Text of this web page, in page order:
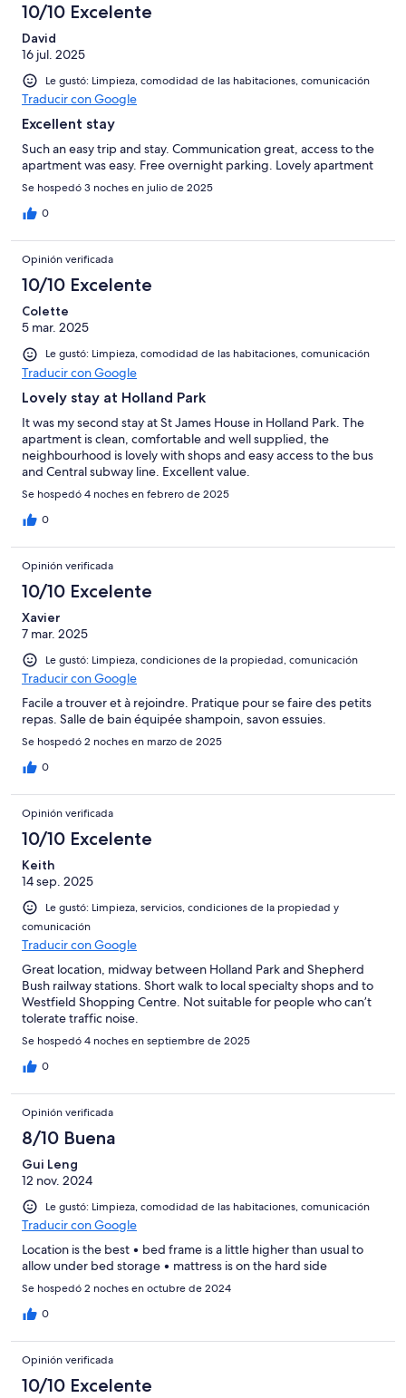
10/10 Excelente
David
16 jul. 2025
Le gustó: Limpieza, comodidad de las habitaciones, comunicación
Traducir con Google
Excellent stay
Such an easy trip and stay. Communication great, access to the
apartment was easy. Free overnight parking. Lovely apartment
Se hospedó 3 noches en julio de 2025
0
Opinión verificada
10/10 Excelente
Colette
5 mar. 2025
Le gustó: Limpieza, comodidad de las habitaciones, comunicación
Traducir con Google
Lovely stay at Holland Park
It was my second stay at St James House in Holland Park. The
apartment is clean, comfortable and well supplied, the
neighbourhood is lovely with shops and easy access to the bus
and Central subway line. Excellent value.
Se hospedó 4 noches en febrero de 2025
0
Opinión verificada
10/10 Excelente
Xavier
7 mar. 2025
Le gustó: Limpieza, condiciones de la propiedad, comunicación
Traducir con Google
Facile a trouver et à rejoindre. Pratique pour se faire des petits
repas. Salle de bain équipée shampoin, savon essuies.
Se hospedó 2 noches en marzo de 2025
0
Opinión verificada
10/10 Excelente
Keith
14 sep. 2025
Le gustó: Limpieza, servicios, condiciones de la propiedad y
comunicación
Traducir con Google
Great location, midway between Holland Park and Shepherd
Bush railway stations. Short walk to local specialty shops and to
Westfield Shopping Centre. Not suitable for people who can’t
tolerate traffic noise.
Se hospedó 4 noches en septiembre de 2025
0
Opinión verificada
8/10 Buena
Gui Leng
12 nov. 2024
Le gustó: Limpieza, comodidad de las habitaciones, comunicación
Traducir con Google
Location is the best • bed frame is a little higher than usual to
allow under bed storage • mattress is on the hard side
Se hospedó 2 noches en octubre de 2024
0
Opinión verificada
10/10 Excelente